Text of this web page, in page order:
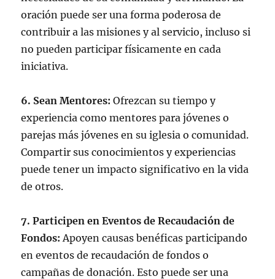
oración puede ser una forma poderosa de
contribuir a las misiones y al servicio, incluso si
no pueden participar físicamente en cada
iniciativa.
6. Sean Mentores: Ofrezcan su tiempo y
experiencia como mentores para jóvenes o
parejas más jóvenes en su iglesia o comunidad.
Compartir sus conocimientos y experiencias
puede tener un impacto significativo en la vida
de otros.
7. Participen en Eventos de Recaudación de
Fondos: Apoyen causas benéficas participando
en eventos de recaudación de fondos o
campañas de donación. Esto puede ser una